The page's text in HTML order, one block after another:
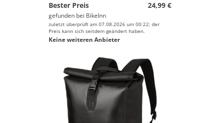
Bester Preis
24,99 €
gefunden bei BikeInn
zuletzt überprüft am 07.08.2026 um 00:22; der
Preis kann sich seitdem geändert haben.
Keine weiteren Anbieter